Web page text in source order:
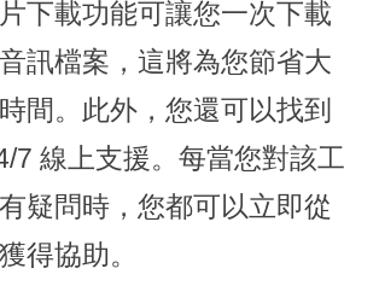
下載功能可讓您一次下載
訊檔案，這將為您節省大
間。此外，您還可以找到
7 線上支援。每當您對該工
疑問時，您都可以立即從
得協助。